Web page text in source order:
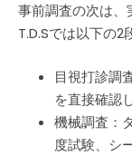
事前調査の次は、
T.D.Sでは以下の2
目視打診調
を直接確認
機械調査：
度試験、シ